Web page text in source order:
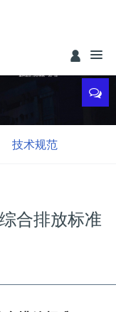
技术规范
合排放标准